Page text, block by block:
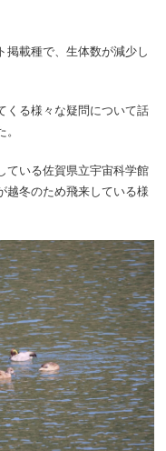
で、生体数が減少し
くる様々な疑問について話
ている佐賀県立宇宙科学館
越冬のため飛来している様